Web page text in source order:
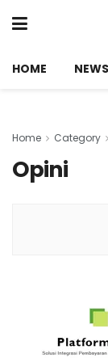
HOME NEWS
Home Category
Opini